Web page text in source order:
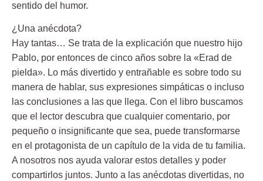
sentido del humor.
¿Una anécdota?
Hay tantas… Se trata de la explicación que nuestro hijo
Pablo, por entonces de cinco años sobre la «Erad de
pielda». Lo más divertido y entrañable es sobre todo su
manera de hablar, sus expresiones simpáticas o incluso
las conclusiones a las que llega. Con el libro buscamos
que el lector descubra que cualquier comentario, por
pequeño o insignificante que sea, puede transformarse
en el protagonista de un capítulo de la vida de tu familia.
A nosotros nos ayuda valorar estos detalles y poder
compartirlos juntos. Junto a las anécdotas divertidas, no